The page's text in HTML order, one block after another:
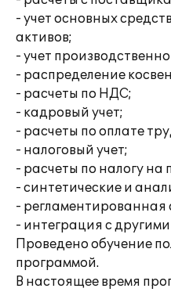
- учет основных
активов;
- учет
- распределение
- расчеты по НДС;
- кадровый учет;
- расчеты по оплате
- налоговый учет;
- расчеты по налогу на
- синтетические и
- регламентированная
- интеграция с
Проведено обучение
программой.
В настоящее время